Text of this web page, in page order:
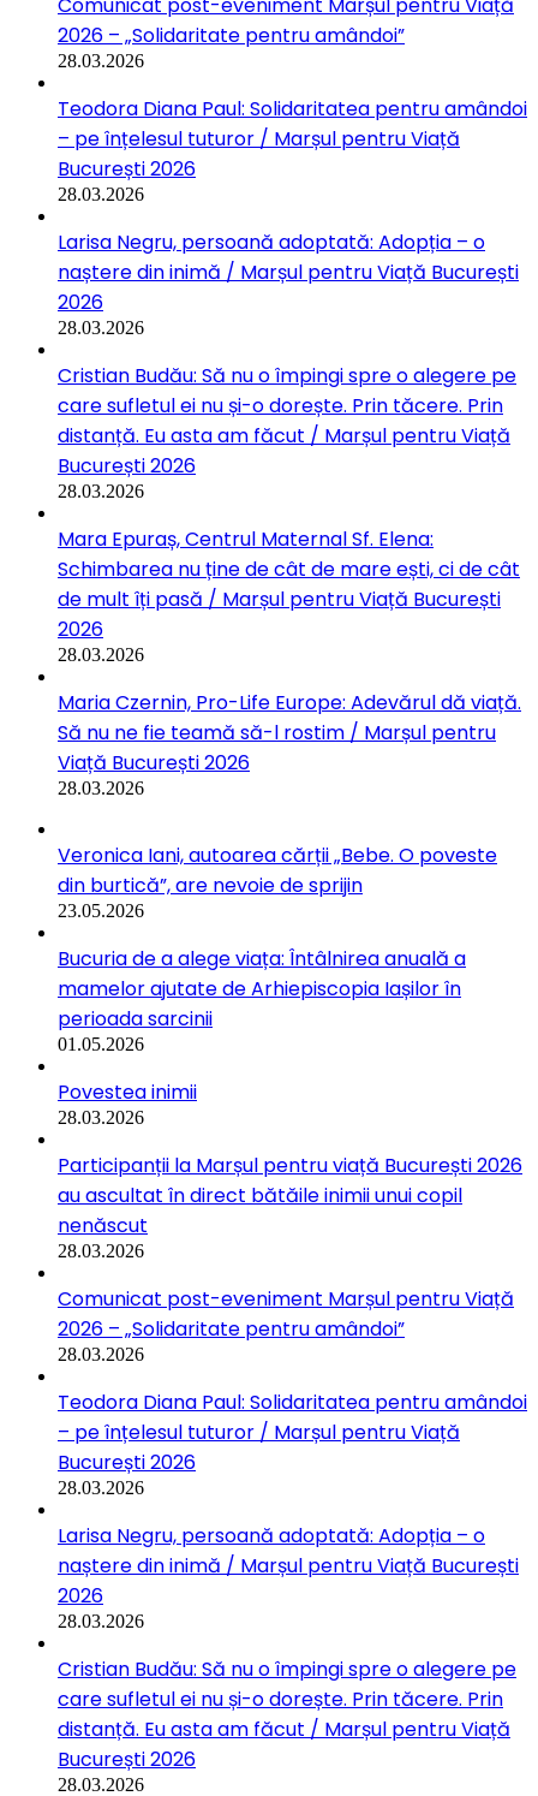
2026 – „Solidaritate pentru amândoi”
28.03.2026
Teodora Diana Paul: Solidaritatea pentru amândoi
– pe înțelesul tuturor / Marșul pentru Viață
București 2026
28.03.2026
Larisa Negru, persoană adoptată: Adopția – o
naștere din inimă / Marșul pentru Viață București
2026
28.03.2026
Cristian Budău: Să nu o împingi spre o alegere pe
care sufletul ei nu și-o dorește. Prin tăcere. Prin
distanță. Eu asta am făcut / Marșul pentru Viață
București 2026
28.03.2026
Mara Epuraș, Centrul Maternal Sf. Elena:
Schimbarea nu ține de cât de mare ești, ci de cât
de mult îți pasă / Marșul pentru Viață București
2026
28.03.2026
Maria Czernin, Pro-Life Europe: Adevărul dă viață.
Să nu ne fie teamă să-l rostim / Marșul pentru
Viață București 2026
28.03.2026
Veronica Iani, autoarea cărții „Bebe. O poveste
din burtică”, are nevoie de sprijin
23.05.2026
Bucuria de a alege viața: Întâlnirea anuală a
mamelor ajutate de Arhiepiscopia Iașilor în
perioada sarcinii
01.05.2026
Povestea inimii
28.03.2026
Participanții la Marșul pentru viață București 2026
au ascultat în direct bătăile inimii unui copil
nenăscut
28.03.2026
Comunicat post-eveniment Marșul pentru Viață
2026 – „Solidaritate pentru amândoi”
28.03.2026
Teodora Diana Paul: Solidaritatea pentru amândoi
– pe înțelesul tuturor / Marșul pentru Viață
București 2026
28.03.2026
Larisa Negru, persoană adoptată: Adopția – o
naștere din inimă / Marșul pentru Viață București
2026
28.03.2026
Cristian Budău: Să nu o împingi spre o alegere pe
care sufletul ei nu și-o dorește. Prin tăcere. Prin
distanță. Eu asta am făcut / Marșul pentru Viață
București 2026
28.03.2026